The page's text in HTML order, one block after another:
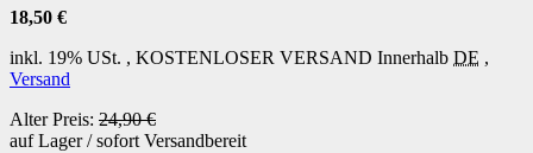
18,50 €
inkl. 19% USt. , KOSTENLOSER VERSAND Innerhalb DE ,
Versand
Alter Preis: 24,90 €
auf Lager / sofort Versandbereit